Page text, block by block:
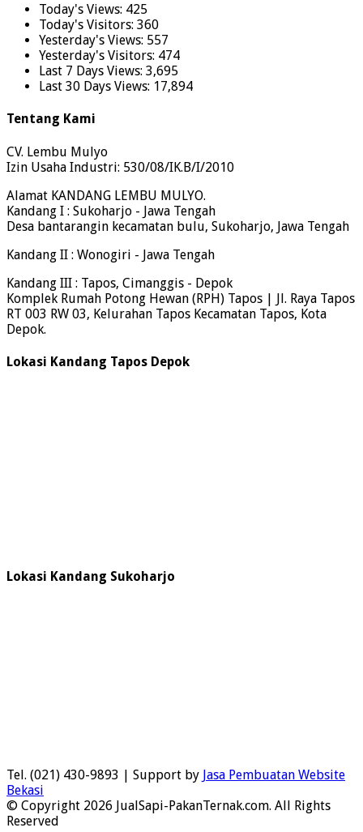
Today's Views: 425
Today's Visitors: 360
Yesterday's Views: 557
Yesterday's Visitors: 474
Last 7 Days Views: 3,695
Last 30 Days Views: 17,894
Tentang Kami
CV. Lembu Mulyo
Izin Usaha Industri: 530/08/IK.B/I/2010
Alamat KANDANG LEMBU MULYO.
Kandang I : Sukoharjo - Jawa Tengah
Desa bantarangin kecamatan bulu, Sukoharjo, Jawa Tengah
Kandang II : Wonogiri - Jawa Tengah
Kandang III : Tapos, Cimanggis - Depok
Komplek Rumah Potong Hewan (RPH) Tapos | Jl. Raya Tapos
RT 003 RW 03, Kelurahan Tapos Kecamatan Tapos, Kota
Depok.
Lokasi Kandang Tapos Depok
Lokasi Kandang Sukoharjo
Tel. (021) 430-9893 | Support by Jasa Pembuatan Website
Bekasi
© Copyright 2026 JualSapi-PakanTernak.com. All Rights
Reserved